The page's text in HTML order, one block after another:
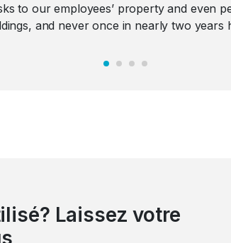
to our employees’ property and even
and never once in nearly two years
Laissez votre